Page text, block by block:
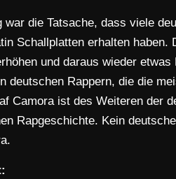
war die Tatsache, dass viele
Schallplatten erhalten haben.
und daraus wieder
deutschen Rappern, die die
Camora ist des Weiteren der
Rapgeschichte. Kein